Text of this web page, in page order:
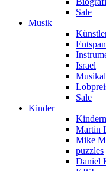
Sale
Musik
Israel
Sale
Kinder
Martin
Mike
puzzles
Daniel